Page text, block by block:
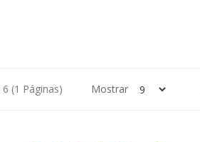
(1 Páginas) Mostrar